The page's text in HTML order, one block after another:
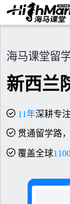
海马课堂留
新西兰
11年深耕专
贯通留学路，
覆盖全球